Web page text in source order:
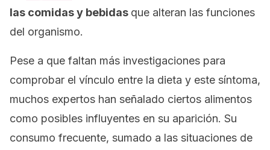
las comidas y bebidas que alteran las funciones
del organismo.
Pese a que faltan más investigaciones para
comprobar el vínculo entre la dieta y este síntoma,
muchos expertos han señalado ciertos alimentos
como posibles influyentes en su aparición. Su
consumo frecuente, sumado a las situaciones de